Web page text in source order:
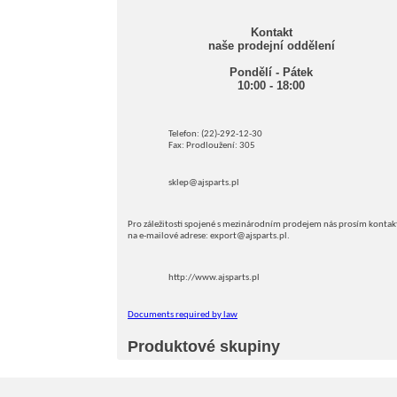
Kontakt
naše prodejní oddělení
Pondělí - Pátek
10:00 - 18:00
Telefon: (22)-292-12-30
Fax: Prodloužení: 305
sklep@ajsparts.pl
Pro záležitosti spojené s mezinárodním prodejem nás prosím
na e-mailové adrese: export@ajsparts.pl.
http://www.ajsparts.pl
Documents required by law
Produktové skupiny